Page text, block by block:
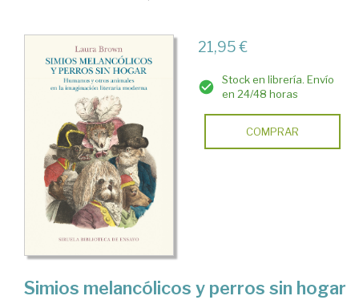
21,95 €
Stock en librería. Envío
en 24/48 horas
COMPRAR
Simios melancólicos y perros sin hogar